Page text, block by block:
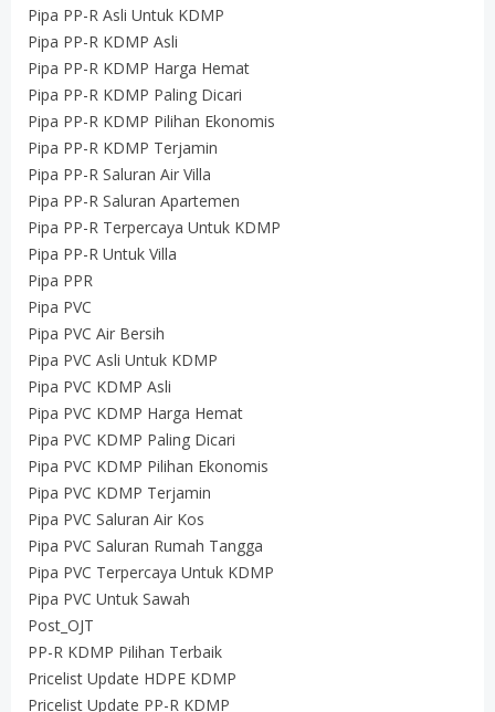
Pipa PP-R Asli Untuk KDMP
Pipa PP-R KDMP Asli
Pipa PP-R KDMP Harga Hemat
Pipa PP-R KDMP Paling Dicari
Pipa PP-R KDMP Pilihan Ekonomis
Pipa PP-R KDMP Terjamin
Pipa PP-R Saluran Air Villa
Pipa PP-R Saluran Apartemen
Pipa PP-R Terpercaya Untuk KDMP
Pipa PP-R Untuk Villa
Pipa PPR
Pipa PVC
Pipa PVC Air Bersih
Pipa PVC Asli Untuk KDMP
Pipa PVC KDMP Asli
Pipa PVC KDMP Harga Hemat
Pipa PVC KDMP Paling Dicari
Pipa PVC KDMP Pilihan Ekonomis
Pipa PVC KDMP Terjamin
Pipa PVC Saluran Air Kos
Pipa PVC Saluran Rumah Tangga
Pipa PVC Terpercaya Untuk KDMP
Pipa PVC Untuk Sawah
Post_OJT
PP-R KDMP Pilihan Terbaik
Pricelist Update HDPE KDMP
Pricelist Update PP-R KDMP